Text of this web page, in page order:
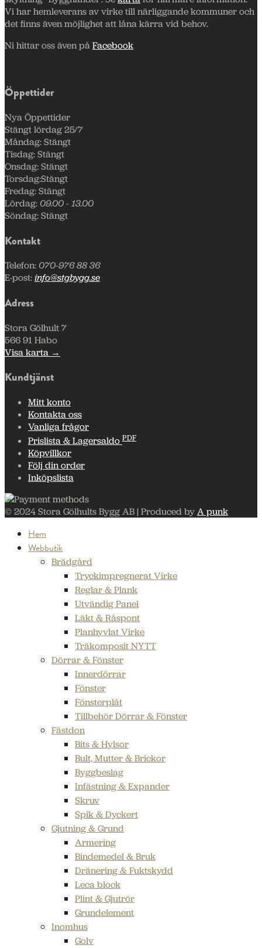
Vi har hemleverans av virke till närliggande kommuner och
det finns även möjlighet att låna kärra vid behov.
Ni hittar oss även påFacebook
Öppettider
Nya Öppettider
Stängt lördag 25/7
Måndag:Stängt
Tisdag:Stängt
Onsdag:Stängt
Torsdag:Stängt
Fredag:Stängt
Lördag: 09.00 - 13.00
Söndag:Stängt
Kontakt
Telefon: 070-976 88 36
E-post:info@stgbygg.se
Adress
Stora Gölhult 7
566 91 Habo
Visa karta →
Kundtjänst
Mitt konto
Kontakta oss
Vanliga frågor
Prislista & Lagersaldo PDF
Köpvillkor
Följ din order
Inköpslista
© 2024 Stora Gölhults Bygg AB | Produced byA punk
Hem
Webbutik
Brädgård
Tryckimpregnerat Virke
Reglar & Plank
Utvändig Panel
Läkt & Råspont
Planhyvlat Virke
Träkomposit NYTT
Dörrar & Fönster
Innerdörrar
Fönster
Fönsterplåt
Tillbehör Dörrar & Fönster
Fästdon
Bits & Hylsor
Bult, Mutter & Brickor
Byggbeslag
Infästning & Expander
Skruv
Spik & Dyckert
Gjutning & Grund
Armering
Bindemedel & Bruk
Dränering & Fuktskydd
Leca block
Plint & Gjutrör
Grundelement
Inomhus
Golv